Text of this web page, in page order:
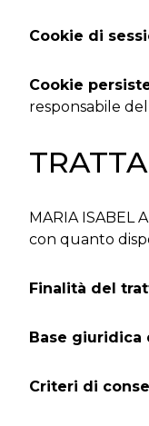
Cookie di
Cookie
responsabile
MARIA ISABEL
con quanto
Finalità del
Base
Criteri di